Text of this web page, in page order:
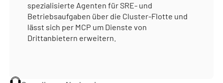
spezialisierte Agenten für SRE- und
Betriebsaufgaben über die Cluster-Flotte und
lässt sich per MCP um Dienste von
Drittanbietern erweitern.